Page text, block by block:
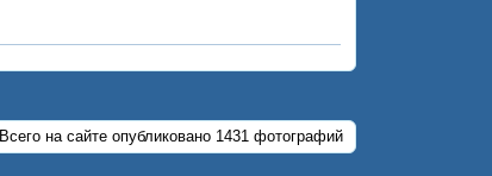
Всего на сайте опубликовано 1431 фотографий